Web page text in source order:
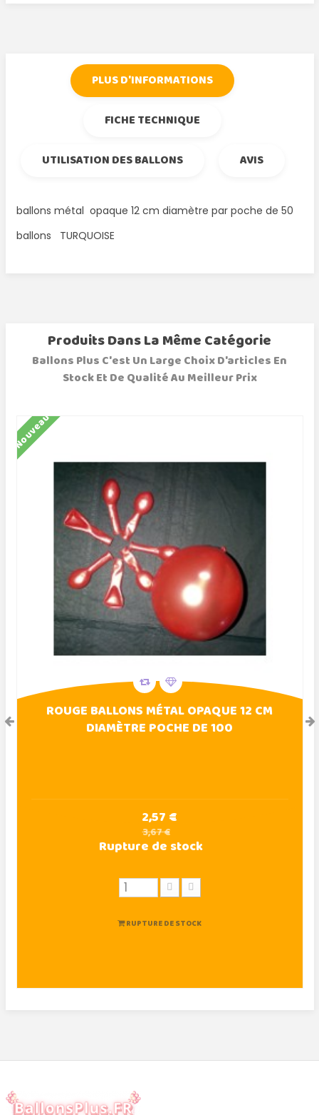
PLUS D'INFORMATIONS
FICHE TECHNIQUE
UTILISATION DES BALLONS
AVIS
ballons métal opaque 12 cm diamètre par poche de 50
ballons TURQUOISE
Produits Dans La Même Catégorie
Ballons Plus C'est Un Large Choix D'articles En
Stock Et De Qualité Au Meilleur Prix
Nouveau
ROUGE BALLONS MÉTAL OPAQUE 12 CM
DIAMÈTRE POCHE DE 100
2,57 €
3,67 €
Rupture de stock
RUPTURE DE STOCK